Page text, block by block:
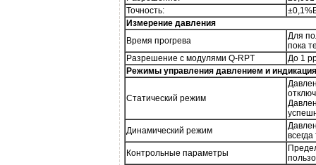
Точность:
Измерение давления
Время прогрева
Для
пока
Разрешение с модулями Q-RPT
До 1
Режимы управления давлением и индикация
Статический режим
Динамический режим
Контрольные параметры